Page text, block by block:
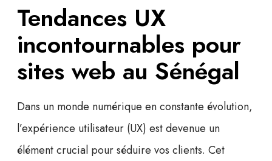
Tendances UX
incontournables pour
sites web au Sénégal
Dans un monde numérique en constante évolution,
l’expérience utilisateur (UX) est devenue un
élément crucial pour séduire vos clients. Cet